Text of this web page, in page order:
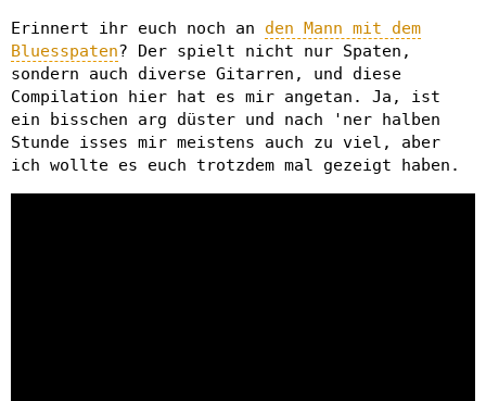
Erinnert ihr euch noch an den Mann mit dem
Bluesspaten? Der spielt nicht nur Spaten,
sondern auch diverse Gitarren, und diese
Compilation hier hat es mir angetan. Ja, ist
ein bisschen arg düster und nach 'ner halben
Stunde isses mir meistens auch zu viel, aber
ich wollte es euch trotzdem mal gezeigt haben.